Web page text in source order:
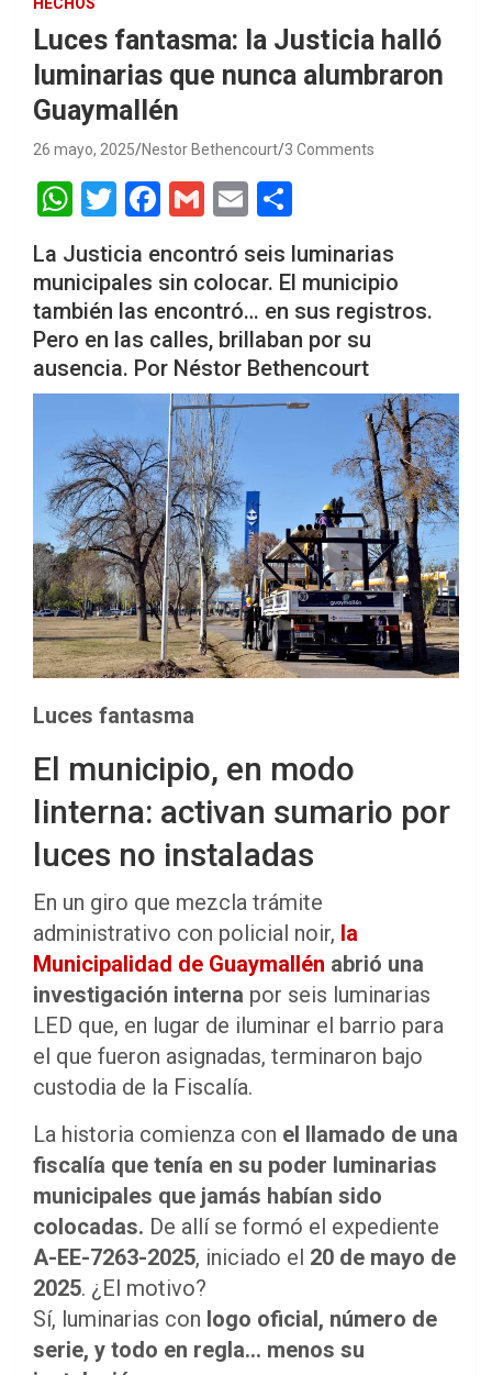
Luces fantasma: la Justicia halló
luminarias que nunca alumbraron
Guaymallén
26 mayo, 2025 Nestor Bethencourt 3 Comments
W
h
at
s
A
p
T
wi
tt
er
F
ce
b
o
o
k
G
m
ail
E
m
ail
h
ar
e
La Justicia encontró seis luminarias
municipales sin colocar. El municipio
también las encontró… en sus registros.
Pero en las calles, brillaban por su
ausencia. Por Néstor Bethencourt
Luces fantasma
El municipio, en modo
linterna: activan sumario por
luces no instaladas
En un giro que mezcla trámite
administrativo con policial noir, la
Municipalidad de Guaymallén abrió una
investigación interna por seis luminarias
LED que, en lugar de iluminar el barrio para
el que fueron asignadas, terminaron bajo
custodia de la Fiscalía.
La historia comienza con el llamado de una
fiscalía que tenía en su poder luminarias
municipales que jamás habían sido
colocadas. De allí se formó el expediente
A-EE-7263-2025, iniciado el 20 de mayo de
2025. ¿El motivo?
Sí, luminarias con logo oficial, número de
serie, y todo en regla… menos su